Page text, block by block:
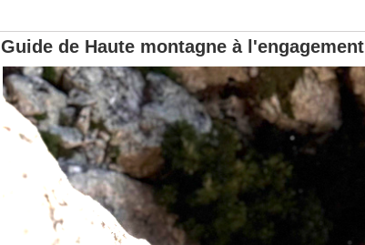
Guide de Haute montagne à l'engagement